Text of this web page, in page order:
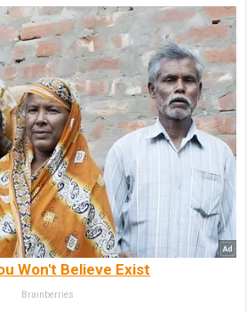
Won't Believe Exist
Brainberries